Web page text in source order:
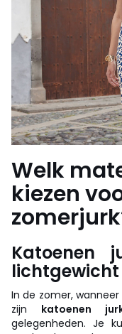
Welk
kiezen
Katoenen
lichtgewicht
In de zomer,
zijn katoenen
gelegenheden. Je